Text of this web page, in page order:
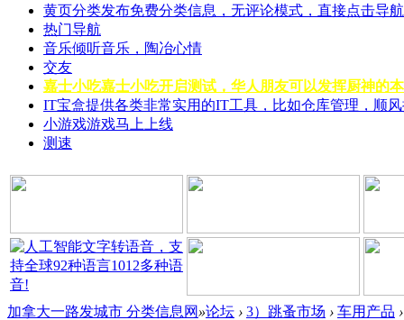
黄页分类发布免费分类信息，无评论模式，直接点击导
热门导航
音乐倾听音乐，陶冶心情
交友
嘉士小吃嘉士小吃开启测试，华人朋友可以发挥厨神的
IT宝盒提供各类非常实用的IT工具，比如仓库管理，顺
小游戏游戏马上上线
测速
加拿大一路发城市 分类信息网 »论坛 › 3）跳蚤市场 › 车用产品 ›